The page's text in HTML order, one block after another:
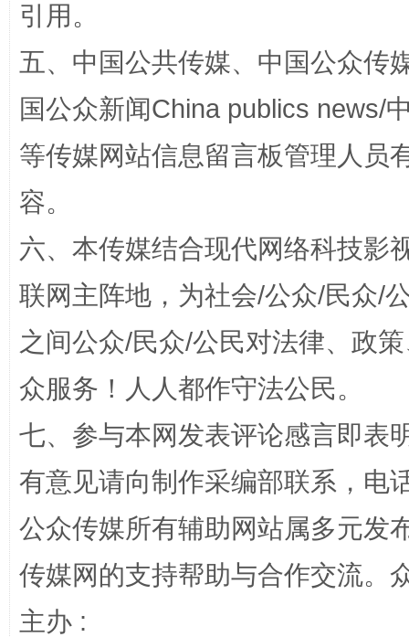
“蜀中异人”王建安的艺术幻境
引用。
五、中国公共传媒、中国公众传
国公众新闻China publics news/
等传媒网站信息留言板管理人员
容。
六、本传媒结合现代网络科技影
联网主阵地，为社会/公众/民众/
之间公众/民众/公民对法律、政
众服务！人人都作守法公民。
七、参与本网发表评论感言即表
有意见请向制作采编部联系，电
公众传媒所有辅助网站属多元发
传媒网的支持帮助与合作交流。
主办 :